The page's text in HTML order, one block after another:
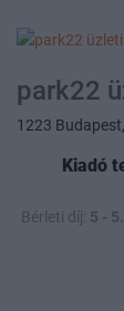
park22
1223
Kiadó
Bérleti díj: 5 -